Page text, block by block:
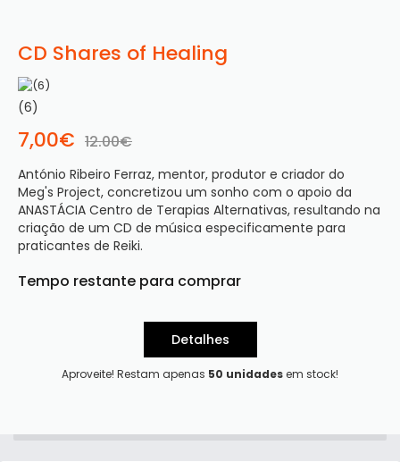
CD Shares of Healing
(6)
7,00€ 12.00€
António Ribeiro Ferraz, mentor, produtor e criador do
Meg's Project, concretizou um sonho com o apoio da
ANASTÁCIA Centro de Terapias Alternativas, resultando na
criação de um CD de música especificamente para
praticantes de Reiki.
Tempo restante para comprar
Detalhes
Aproveite! Restam apenas 50 unidadesem stock!